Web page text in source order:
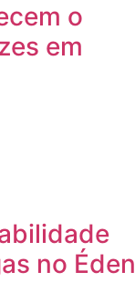
o
em
no Éden